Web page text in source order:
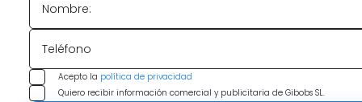
Nombre:
Teléfono
Acepto la política de privacidad
Quiero recibir información comercial y publicitaria de Gibobs SL.
TRADICIONAL DICE NO
Levantar un proyecto inmobiliario hoy en día exige
paciencia, agilidad y, sobre todo, pulmón
financiero. Sabemos que las exigencias bancarias